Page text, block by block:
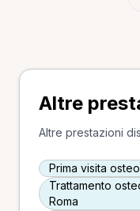
Altre
Altre prestazioni
Prima visita
Trattamento
Roma